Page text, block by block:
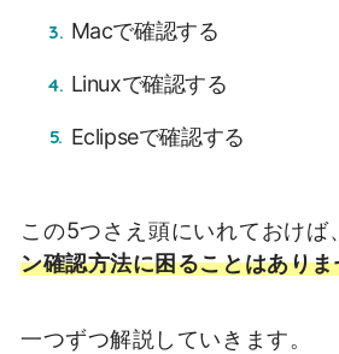
Macで確認する
Linuxで確認する
Eclipseで確認する
この5つさえ頭にいれておけば、
ン確認方法に困ることはあり
一つずつ解説していきます。